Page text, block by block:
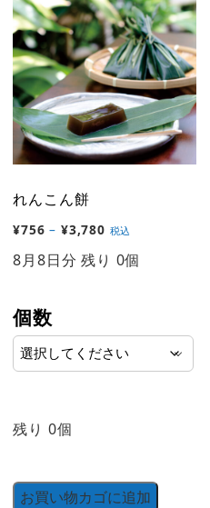
れんこん餅
¥756 –¥3,780価
格
帯:
¥3,780
税込
8月8日分 残り 0個
個数
残り 0個
お買い物カゴに追加